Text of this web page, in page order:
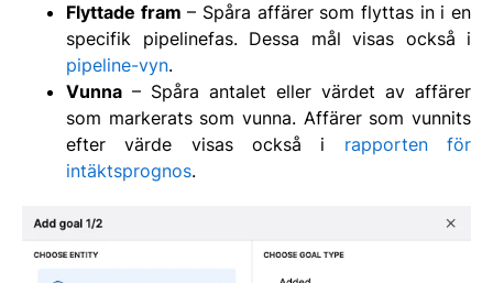
Flyttade fram – Spåra affärer som flyttas in i en
specifik pipelinefas. Dessa mål visas också i
pipeline-vyn.
Vunna – Spåra antalet eller värdet av affärer
som markerats som vunna. Affärer som vunnits
efter värde visas också i rapporten för
intäktsprognos.